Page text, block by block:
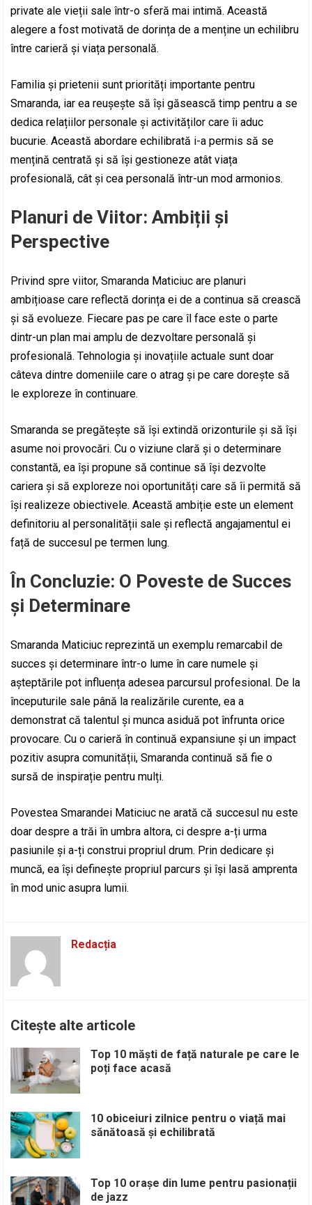
private ale vieții sale într-o sferă mai intimă. Această
alegere a fost motivată de dorința de a menține un echilibru
între carieră și viața personală.
Familia și prietenii sunt priorități importante pentru
Smaranda, iar ea reușește să își găsească timp pentru a se
dedica relațiilor personale și activităților care îi aduc
bucurie. Această abordare echilibrată i-a permis să se
mențină centrată și să își gestioneze atât viața
profesională, cât și cea personală într-un mod armonios.
Planuri de Viitor: Ambiții și
Perspective
Privind spre viitor, Smaranda Maticiuc are planuri
ambițioase care reflectă dorința ei de a continua să crească
și să evolueze. Fiecare pas pe care îl face este o parte
dintr-un plan mai amplu de dezvoltare personală și
profesională. Tehnologia și inovațiile actuale sunt doar
câteva dintre domeniile care o atrag și pe care dorește să
le exploreze în continuare.
Smaranda se pregătește să își extindă orizonturile și să își
asume noi provocări. Cu o viziune clară și o determinare
constantă, ea își propune să continue să își dezvolte
cariera și să exploreze noi oportunități care să îi permită să
își realizeze obiectivele. Această ambiție este un element
definitoriu al personalității sale și reflectă angajamentul ei
față de succesul pe termen lung.
În Concluzie: O Poveste de Succes
și Determinare
Smaranda Maticiuc reprezintă un exemplu remarcabil de
succes și determinare într-o lume în care numele și
așteptările pot influența adesea parcursul profesional. De la
începuturile sale până la realizările curente, ea a
demonstrat că talentul și munca asiduă pot înfrunta orice
provocare. Cu o carieră în continuă expansiune și un impact
pozitiv asupra comunității, Smaranda continuă să fie o
sursă de inspirație pentru mulți.
Povestea Smarandei Maticiuc ne arată că succesul nu este
doar despre a trăi în umbra altora, ci despre a-ți urma
pasiunile și a-ți construi propriul drum. Prin dedicare și
muncă, ea își definește propriul parcurs și își lasă amprenta
în mod unic asupra lumii.
Redacția
Citește alte articole
Top 10 măști de față naturale pe care le
poți face acasă
10 obiceiuri zilnice pentru o viață mai
sănătoasă și echilibrată
Top 10 orașe din lume pentru pasionații
de jazz